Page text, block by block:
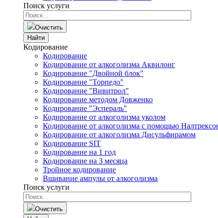
Поиск услуги
Очистить
Найти
Кодирование
Кодирование
Кодирование от алкоголизма Аквилонг
Кодирование "Двойной блок"
Кодирование "Торпедо"
Кодирование "Вивитрол"
Кодирование методом Довженко
Кодирование "Эспераль"
Кодирование от алкоголизма уколом
Кодирование от алкоголизма с помощью
Кодирование от алкоголизма Дисульфирамом
Кодирование SIT
Кодирование на 1 год
Кодирование на 3 месяца
Тройное кодирование
Вшивание ампулы от алкоголизма
Поиск услуги
Очистить